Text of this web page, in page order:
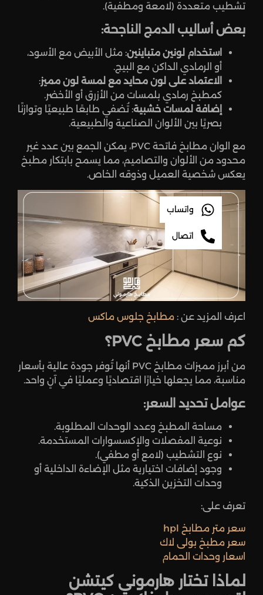
تشطيب متعددة (لامعة ومطفية).
بعض أساليب الدمج الناجحة:
استخدام لونين متباينين: مثل الأبيض مع الأسود،
أو الرمادي الداكن مع البيج.
الاعتماد على لون محايد مع لمسة لون مميز:
كمطبخ رمادي بلمسات من الأزرق أو الأخضر.
إضافة لمسات خشبية: تُضفي طابعًا طبيعيًا وتوازنًا
بصريًا بين الألوان الصناعية والطبيعية.
مع الوان مطابخ فاتحة PVC، يمكن الجمع بين عدد غير
محدود من الألوان والتصاميم، مما يسمح بابتكار مطبخ
يعكس شخصية العميل وذوقه الخاص.
اعرف المزيد عن : مطابخ جلوس ماكس
كم سعر مطابخ PVC؟
من أبرز مميزات مطابخ PVC أنها تُوفر جودة عالية بأسعار
مناسبة، مما يجعلها خيارًا اقتصاديًا وعمليًا في آنٍ واحد.
عوامل تحديد السعر:
مساحة المطبخ وعدد الوحدات المطلوبة.
نوعية المفصلات والإكسسوارات المستخدمة.
نوع التشطيب (لامع أو مطفي).
وجود إضافات اختيارية مثل الإضاءة الداخلية أو
وحدات التخزين الذكية.
تعرف على:
سعر متر مطابخ hpl
سعر مطبخ بولى لاك
اسعار وحدات الحمام​
لماذا تختار هارموني كيتشن
واتساب
اتصال